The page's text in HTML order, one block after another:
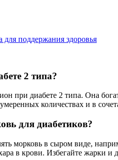
для поддержания здоровья
2 типа?
при диабете 2 типа. Она
количествах и в
для диабетиков?
морковь в сыром виде,
в крови. Избегайте жарки и